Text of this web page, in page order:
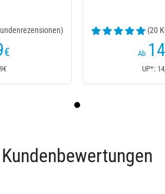
€
(20
Ab 14
UP*:
Kundenbewertungen